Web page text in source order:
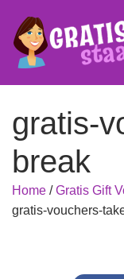
gratis-
break
Home /Gratis Gift
gratis-vouchers-